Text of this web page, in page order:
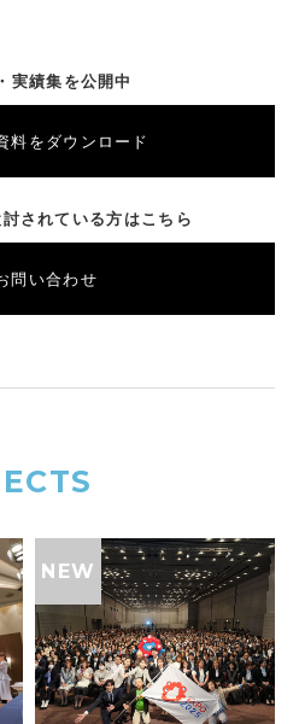
実績集を公開中
料をダウンロード
されている方はこちら
問い合わせ